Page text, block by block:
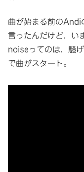
曲が始まる前の
言ったんだけど、い
noiseってのは、騒
で曲がスタート。